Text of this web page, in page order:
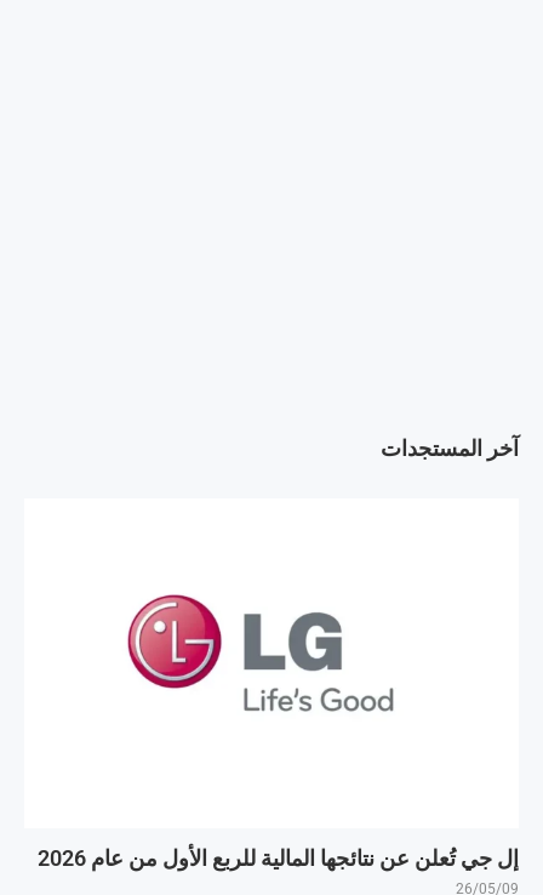
آخر المستجدات
إل جي تُعلن عن نتائجها المالية للربع الأول من عام 2026
26/05/09